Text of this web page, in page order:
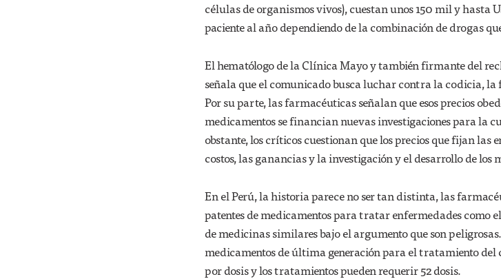
células de organismos vivos), cuestan unos 150 mil y hasta
paciente al año dependiendo de la combinación de drogas
El hematólogo de la Clínica Mayo y también firmante del
señala que el comunicado busca luchar contra la codicia,
Por su parte, las farmacéuticas señalan que esos precios
medicamentos se financian nuevas investigaciones para la
obstante, los críticos cuestionan que los precios que fijan las
costos, las ganancias y la investigación y el desarrollo de los
En el Perú, la historia parece no ser tan distinta, las
patentes de medicamentos para tratar enfermedades como
de medicinas similares bajo el argumento que son
medicamentos de última generación para el tratamiento del
por dosis y los tratamientos pueden requerir 52 dosis.